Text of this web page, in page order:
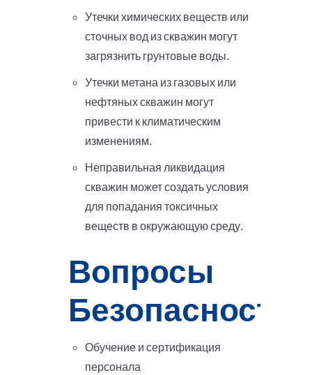
Утечки химических веществ или
сточных вод из скважин могут
загрязнить грунтовые воды.
Утечки метана из газовых или
нефтяных скважин могут
привести к климатическим
изменениям.
Неправильная ликвидация
скважин может создать условия
для попадания токсичных
веществ в окружающую среду.
Вопросы
Безопасности
Обучение и сертификация
персонала